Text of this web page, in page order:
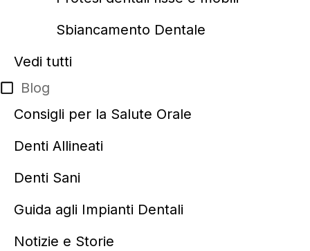
Sbiancamento Dentale
Vedi tutti
Blog
Consigli per la Salute Orale
Denti Allineati
Denti Sani
Guida agli Impianti Dentali
Notizie e Storie